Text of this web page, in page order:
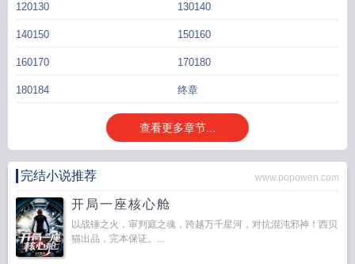
120130 130140
140150 150160
160170 170180
180184 终章
查看更多章节...
完结小说推荐 www.popowen.com
开局一座核心舱
以战锤之火，审判庭之魂，跨越万千星河，对抗混沌邪神！西贝
猫出品，完本保证。...